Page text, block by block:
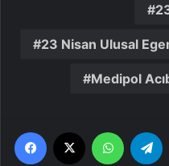
23 Nisan Ulusal
Medipol
Facebook WhatsApp